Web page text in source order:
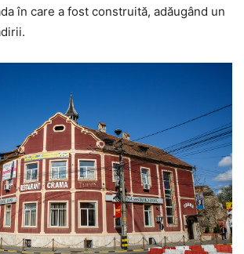
în care a fost construită, adăugând un